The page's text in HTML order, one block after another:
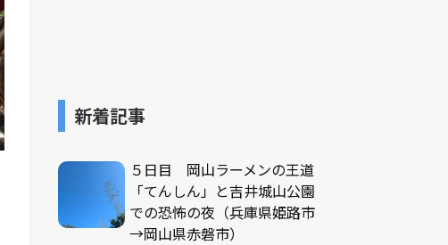
新着記事
５日目 岡山ラーメンの王道
「てんしん」と吉井城山公園
での恐怖の夜（兵庫県姫路市
→岡山県赤磐市）